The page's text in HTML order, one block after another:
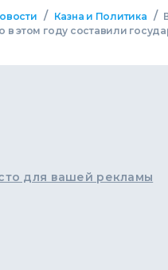
/ Казна и Политика /
в этом году составили
для вашей рекламы